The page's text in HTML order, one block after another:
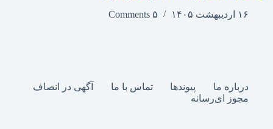
۱۶ اردیبهشت ۱۴۰۵
۵ Comments
درباره ما پیوندها تماس با ما
آگهی در انصاف
مجوز ای‌رسانه